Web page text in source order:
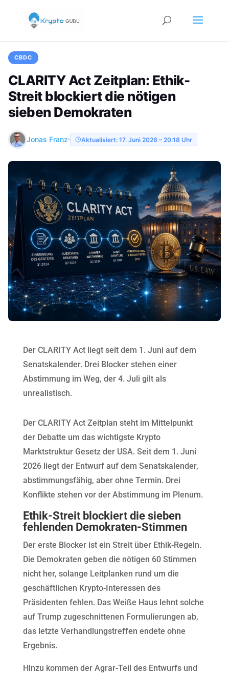
CBDC
CLARITY Act Zeitplan: Ethik-
Streit blockiert die nötigen
sieben Demokraten
Jonas Franz Aktualisiert: 17. Juni 2026 – 20:18 Uhr
Der CLARITY Act liegt seit dem 1. Juni auf dem
Senatskalender. Drei Blocker stehen einer
Abstimmung im Weg, der 4. Juli gilt als
unrealistisch.
Der CLARITY Act Zeitplan steht im Mittelpunkt
der Debatte um das wichtigste Krypto
Marktstruktur Gesetz der USA. Seit dem 1. Juni
2026 liegt der Entwurf auf dem Senatskalender,
abstimmungsfähig, aber ohne Termin. Drei
Konflikte stehen vor der Abstimmung im Plenum.
Ethik-Streit blockiert die sieben
fehlenden Demokraten-Stimmen
Der erste Blocker ist ein Streit über Ethik-Regeln.
Die Demokraten geben die nötigen 60 Stimmen
nicht her, solange Leitplanken rund um die
geschäftlichen Krypto-Interessen des
Präsidenten fehlen. Das Weiße Haus lehnt solche
auf Trump zugeschnittenen Formulierungen ab,
das letzte Verhandlungstreffen endete ohne
Ergebnis.
Hinzu kommen der Agrar-Teil des Entwurfs und